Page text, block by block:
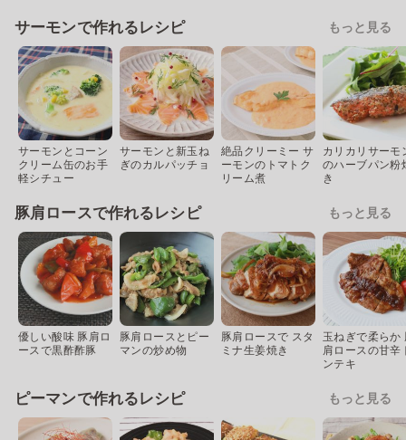
サーモンで作れるレシピ もっと見る
サーモンとコーン
クリーム缶のお手
軽シチュー
サーモンと新玉ね
ぎのカルパッチョ
絶品クリーミー サ
ーモンのトマトク
リーム煮
カリカリサーモ
のハーブパン粉
き
豚肩ロースで作れるレシピ もっと見る
優しい酸味 豚肩ロ
ースで黒酢酢豚
豚肩ロースとピー
マンの炒め物
豚肩ロースで スタ
ミナ生姜焼き
玉ねぎで柔らか
肩ロースの甘辛
ンテキ
ピーマンで作れるレシピ もっと見る